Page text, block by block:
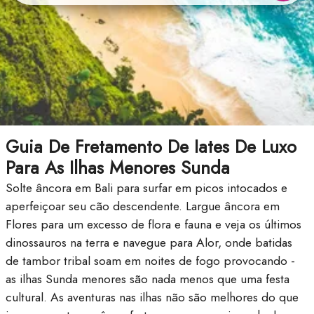
Guia De Fretamento De Iates De Luxo
Para As Ilhas Menores Sunda
Solte âncora em Bali para surfar em picos intocados e
aperfeiçoar seu cão descendente. Largue âncora em
Flores para um excesso de flora e fauna e veja os últimos
dinossauros na terra e navegue para Alor, onde batidas
de tambor tribal soam em noites de fogo provocando -
as ilhas Sunda menores são nada menos que uma festa
cultural. As aventuras nas ilhas não são melhores do que